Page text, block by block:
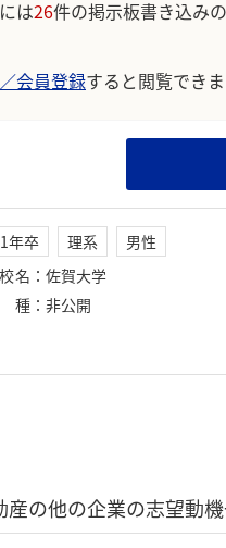
は26件の掲示板書き込み
会員登録すると閲覧できま
年卒 理系
男性
名 ： 佐賀大学
種 ： 非公開
の他の企業の志望動